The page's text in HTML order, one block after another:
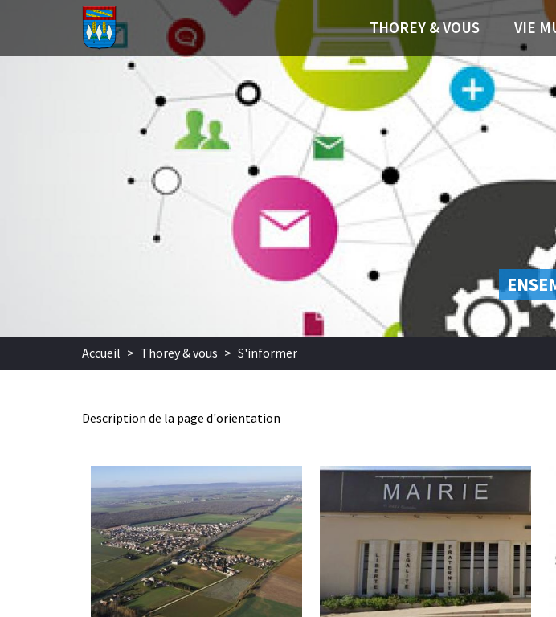
Aller au contenu principal
THOREY & VOUS VIE
Accueil > Thorey & vous > S'informer
Description de la page d'orientation